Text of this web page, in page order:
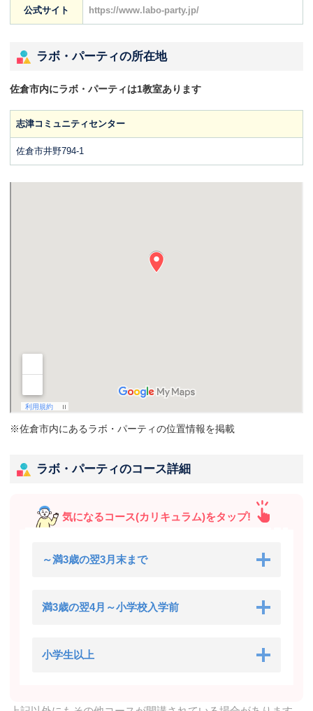
公式サイト https://www.labo-party.jp/
ラボ・パーティの所在地
佐倉市内にラボ・パーティは1教室あります
志津コミュニティセンター
佐倉市井野794-1
※佐倉市内にあるラボ・パーティの位置情報を掲載
ラボ・パーティのコース詳細
気になるコース(カリキュラム)をタップ!
～満3歳の翌3月末まで
満3歳の翌4月～小学校入学前
小学生以上